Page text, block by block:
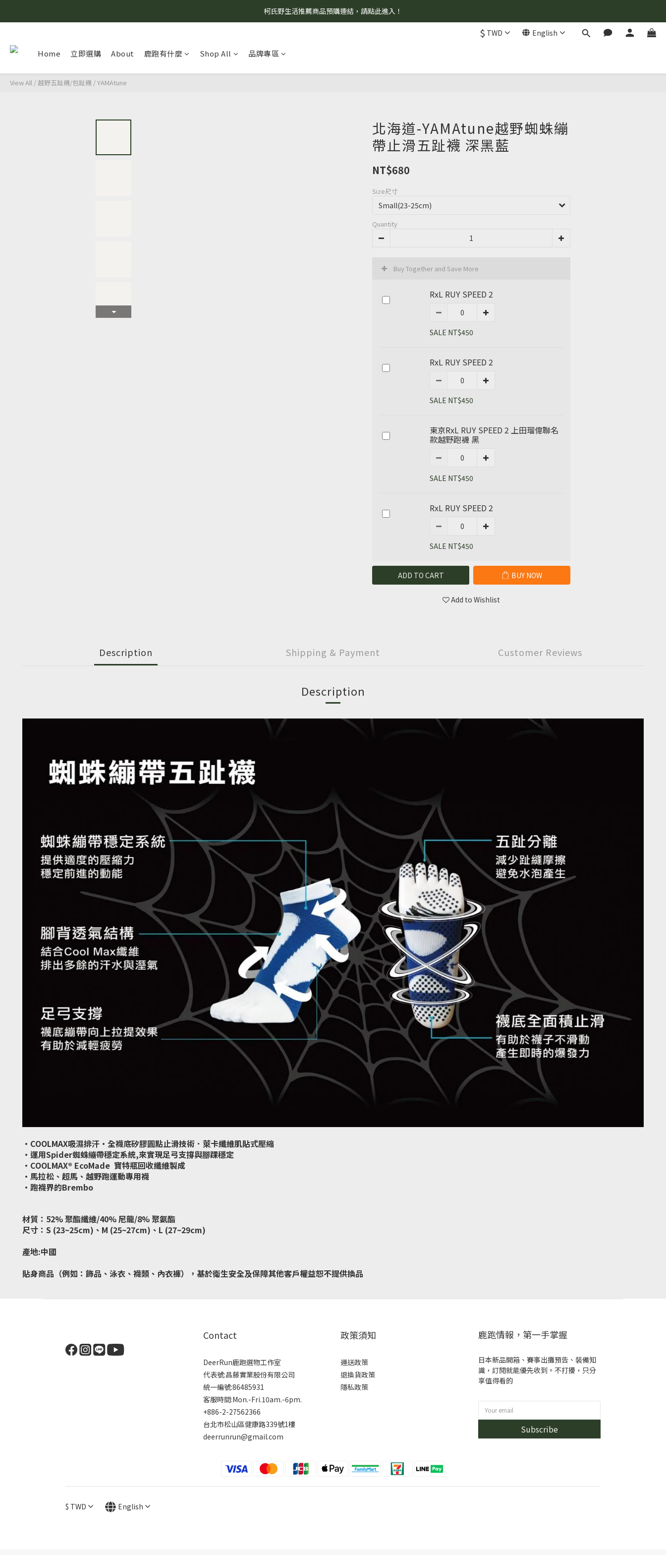
8/7 當天暫停開放工作室。請見諒！
柯氏野生活推薦商品預購連結，請點此進入！
$ TWD English
Home 立即選購 About 鹿跑有什麼 Shop All 品牌專區
View All /越野五趾襪/包趾襪 /YAMAtune
北海道-YAMAtune越野蜘蛛繃
帶止滑五趾襪 深黑藍
NT$680
Size尺寸
Quantity
Buy Together and Save More
RxL RUY SPEED 2
SALE NT$450
RxL RUY SPEED 2
SALE NT$450
東京RxL RUY SPEED 2 上田瑠偉聯名
款越野跑襪 黑
SALE NT$450
RxL RUY SPEED 2
SALE NT$450
ADD TO CART BUY NOW
Add to Wishlist
Description Shipping & Payment Customer Reviews
Description
·COOLMAX吸濕排汗·全襪底矽膠圓點止滑技術．萊卡纖維肌貼式壓縮
·運用Spider蜘蛛繃帶穩定系統,來實現足弓支撐與腳踝穩定
·COOLMAX® EcoMade 寶特瓶回收纖維製成
·馬拉松、超馬、越野跑運動專用襪
·跑襪界的Brembo
材質：52% 聚酯纖維/40% 尼龍/8% 聚氨酯
尺寸：S (23~25cm)、M (25~27cm)、L (27~29cm)
產地:中國
貼身商品（例如：飾品、泳衣、襪類、內衣褲），基於衛生安全及保障其他客戶權益恕不提供換品
Contact
DeerRun鹿跑選物工作室
代表號:昌藤實業股份有限公司
統一編號:86485931
客服時間:Mon.-Fri.10am.-6pm.
+886-2-27562366
台北市松山區健康路339號1樓
deerrunrun@gmail.com
政策須知
運送政策
退換貨政策
隱私政策
鹿跑情報，第一手掌握
日本新品開箱、賽事出攤預告、裝備知
識，訂閱就能優先收到。不打擾，只分
享值得看的
Subscribe
$ TWD English